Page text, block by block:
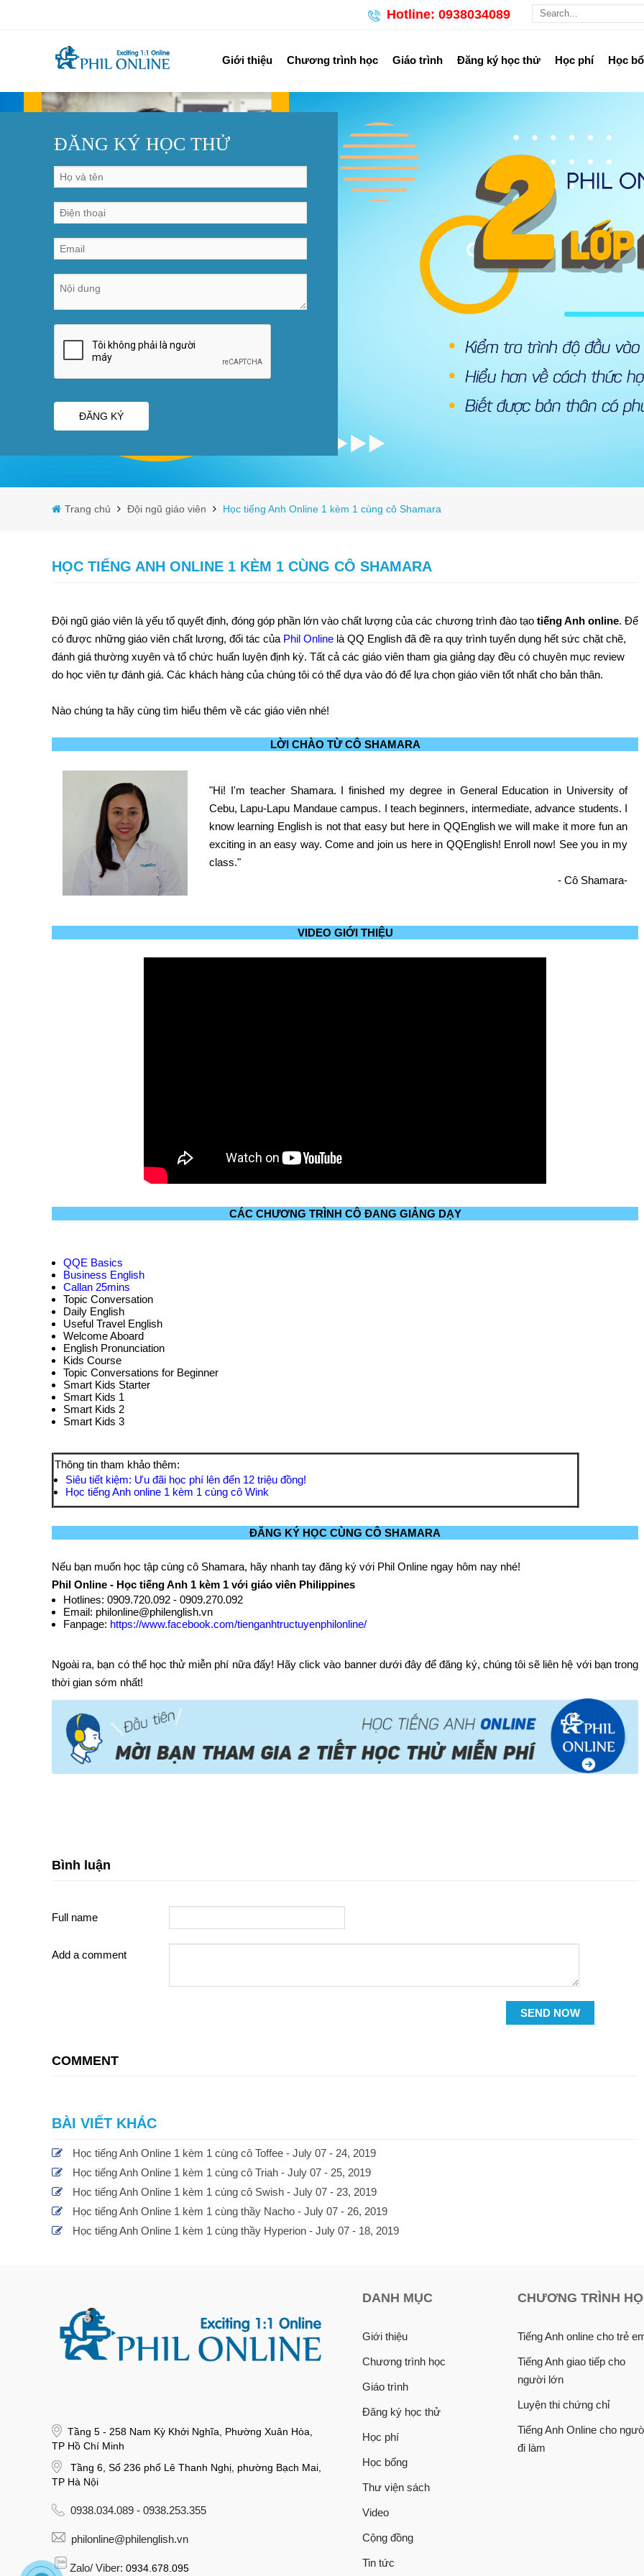
Hotline: 0938034089
Giới thiệu Chương trình học Giáo trình Đăng ký học thử Học phí Học
ĐĂNG KÝ HỌC THỬ
ĐĂNG KÝ
Trang chủ Đội ngũ giáo viên Học tiếng Anh Online 1 kèm 1 cùng cô Shamara
HỌC TIẾNG ANH ONLINE 1 KÈM 1 CÙNG CÔ SHAMARA
Đội ngũ giáo viên là yếu tố quyết định, đóng góp phần lớn vào chất lượng của các chương trình đào tạo tiếng Anh online. Để
có được những giáo viên chất lượng, đối tác của Phil Online là QQ English đã đề ra quy trình tuyển dụng hết sức chặt chẽ,
đánh giá thường xuyên và tổ chức huấn luyện định kỳ. Tất cả các giáo viên tham gia giảng dạy đều có chuyên mục review
do học viên tự đánh giá. Các khách hàng của chúng tôi có thể dựa vào đó để lựa chọn giáo viên tốt nhất cho bản thân.
Nào chúng ta hãy cùng tìm hiểu thêm về các giáo viên nhé!
LỜI CHÀO TỪ CÔ SHAMARA
"Hi! I'm teacher Shamara. I finished my degree in General Education in University of
Cebu, Lapu-Lapu Mandaue campus. I teach beginners, intermediate, advance students. I
know learning English is not that easy but here in QQEnglish we will make it more fun an
exciting in an easy way. Come and join us here in QQEnglish! Enroll now! See you in my
class."
- Cô Shamara-
VIDEO GIỚI THIỆU
CÁC CHƯƠNG TRÌNH CÔ ĐANG GIẢNG DẠY
QQE Basics
Business English
Callan 25mins
Topic Conversation
Daily English
Useful Travel English
Welcome Aboard
English Pronunciation
Kids Course
Topic Conversations for Beginner
Smart Kids Starter
Smart Kids 1
Smart Kids 2
Smart Kids 3
Thông tin tham khảo thêm:
Siêu tiết kiệm: Ưu đãi học phí lên đến 12 triệu đồng!
Học tiếng Anh online 1 kèm 1 cùng cô Wink
ĐĂNG KÝ HỌC CÙNG CÔ SHAMARA
Nếu bạn muốn học tập cùng cô Shamara, hãy nhanh tay đăng ký với Phil Online ngay hôm nay nhé!
Phil Online - Học tiếng Anh 1 kèm 1 với giáo viên Philippines
Hotlines: 0909.720.092 - 0909.270.092
Email: philonline@philenglish.vn
Fanpage: https://www.facebook.com/tienganhtructuyenphilonline/
Ngoài ra, bạn có thể học thử miễn phí nữa đấy! Hãy click vào banner dưới đây để đăng ký, chúng tôi sẽ liên hệ với bạn trong
thời gian sớm nhất!
Bình luận
Full name
Add a comment
SEND NOW
COMMENT
BÀI VIẾT KHÁC
Học tiếng Anh Online 1 kèm 1 cùng cô Toffee - July 07 - 24, 2019
Học tiếng Anh Online 1 kèm 1 cùng cô Triah - July 07 - 25, 2019
Học tiếng Anh Online 1 kèm 1 cùng cô Swish - July 07 - 23, 2019
Học tiếng Anh Online 1 kèm 1 cùng thầy Nacho - July 07 - 26, 2019
Học tiếng Anh Online 1 kèm 1 cùng thầy Hyperion - July 07 - 18, 2019
Tầng 5 - 258 Nam Kỳ Khởi Nghĩa, Phường Xuân Hòa,
TP Hồ Chí Minh
Tầng 6, Số 236 phố Lê Thanh Nghị, phường Bạch Mai,
TP Hà Nội
0938.034.089 - 0938.253.355
philonline@philenglish.vn
Zalo/ Viber: 0934.678.095
DANH MỤC
Giới thiệu
Chương trình học
Giáo trình
Đăng ký học thử
Học phí
Học bổng
Thư viện sách
Video
Cộng đồng
Tin tức
CHƯƠNG TRÌNH
Tiếng Anh online cho trẻ
Tiếng Anh giao tiếp cho
người lớn
Luyện thi chứng chỉ
Tiếng Anh Online cho
đi làm